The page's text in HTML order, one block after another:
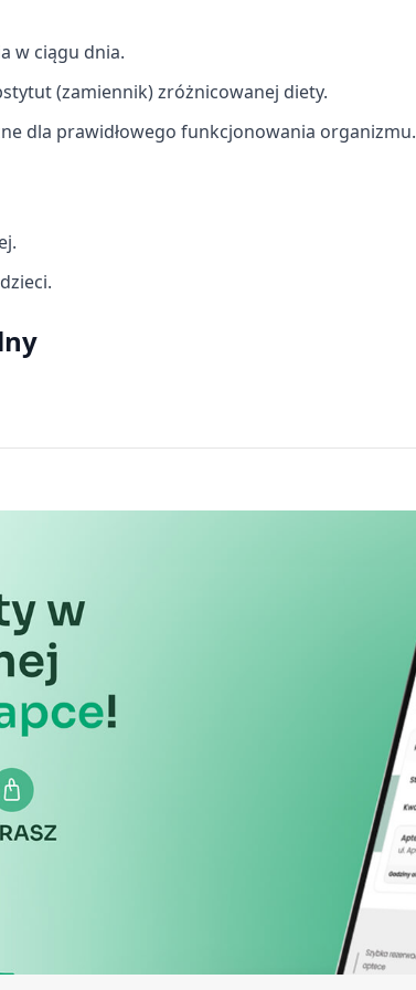
w ciągu dnia.
(zamiennik) zróżnicowanej diety.
dla prawidłowego funkcjonowania organizmu.